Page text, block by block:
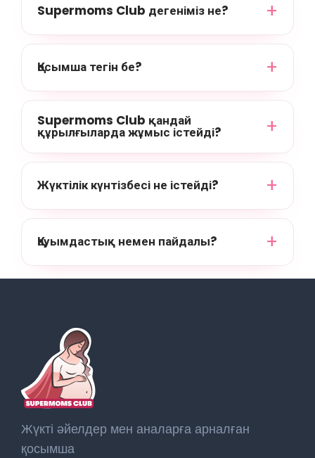
Supermoms Club дегеніміз не?
Қосымша тегін бе?
Supermoms Club қандай
құрылғыларда жұмыс істейді?
Жүктілік күнтізбесі не істейді?
Қауымдастық немен пайдалы?
Жүкті әйелдер мен аналарға арналған
қосымша